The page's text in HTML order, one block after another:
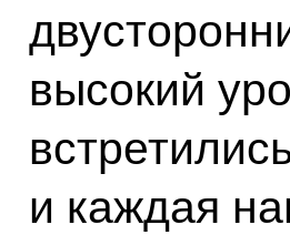
высокий
и каждая